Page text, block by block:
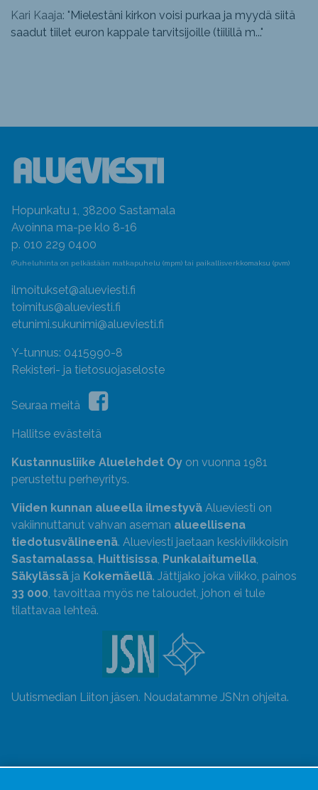
Kari Kaaja: " Mielestäni kirkon voisi purkaa ja myydä siitä
saadut tiilet euron kappale tarvitsijoille (tiilillä m..."
Hopunkatu 1, 38200 Sastamala
Avoinna ma-pe klo 8-16
p. 010 229 0400
(Puheluhinta on pelkästään matkapuhelu (mpm) tai paikallisverkkomaksu (pvm)
ilmoitukset@alueviesti.fi
toimitus@alueviesti.fi
etunimi.sukunimi@alueviesti.fi
Y-tunnus: 0415990-8
Rekisteri- ja tietosuojaseloste
Seuraa meitä
Hallitse evästeitä
Kustannusliike Aluelehdet Oy on vuonna 1981
perustettu perheyritys.
Viiden kunnan alueella ilmestyvä Alueviesti on
vakiinnuttanut vahvan aseman alueellisena
tiedotusvälineenä. Alueviesti jaetaan keskiviikkoisin
Sastamalassa, Huittisissa, Punkalaitumella,
Säkylässä ja Kokemäellä. Jättijako joka viikko, painos
33 000, tavoittaa myös ne taloudet, johon ei tule
tilattavaa lehteä.
Uutismedian Liiton jäsen. Noudatamme JSN:n ohjeita.